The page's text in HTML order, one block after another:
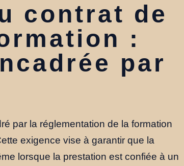
Accueil
contrat de
:
par
par la réglementation de la formation
exigence vise à garantir que la
lorsque la prestation est confiée à un